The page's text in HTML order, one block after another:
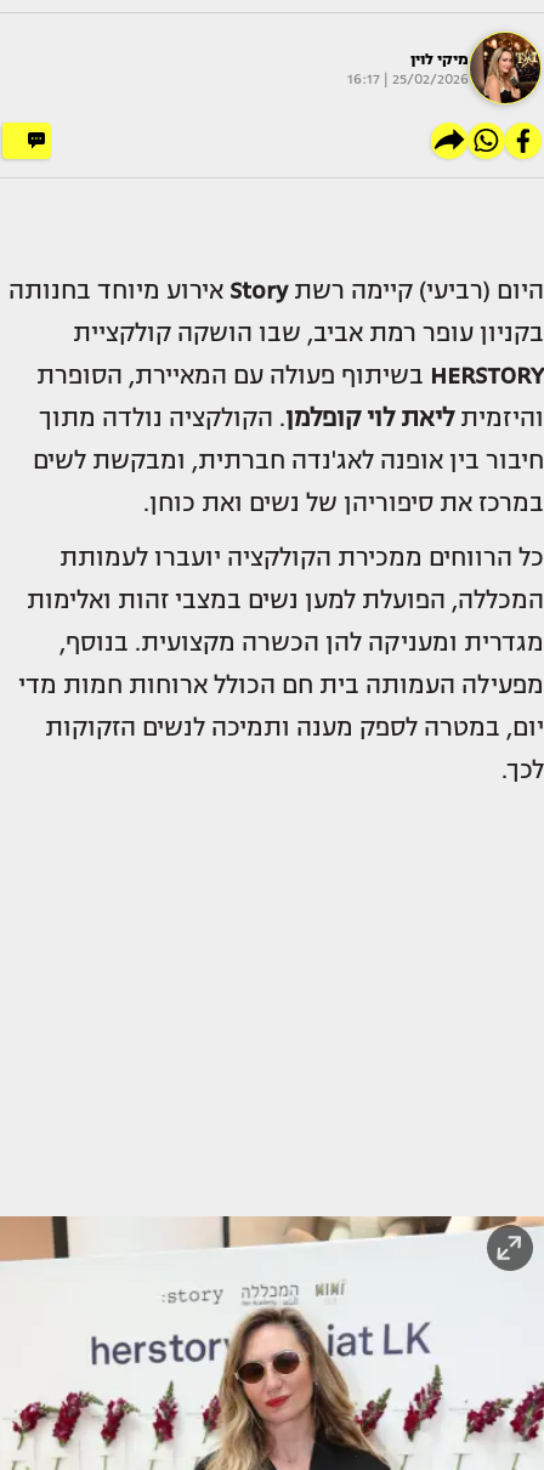
מיקי לוין
25/02/2026 | 16:17
היום (רביעי) קיימה רשתStory אירוע מיוחד בחנותה
בקניון עופר רמת אביב, שבו הושקה קולקציית
HERSTORY בשיתוף פעולה עם המאיירת, הסופרת
והיזמית ליאת לוי קופלמן. הקולקציה נולדה מתוך
חיבור בין אופנה לאג'נדה חברתית, ומבקשת לשים
במרכז את סיפוריהן של נשים ואת כוחן.
כל הרווחים ממכירת הקולקציה יועברו לעמותת
המכללה, הפועלת למען נשים במצבי זהות ואלימות
מגדרית ומעניקה להן הכשרה מקצועית. בנוסף,
מפעילה העמותה בית חם הכולל ארוחות חמות מדי
יום, במטרה לספק מענה ותמיכה לנשים הזקוקות
לכך.